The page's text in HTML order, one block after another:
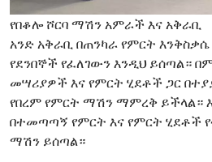
የበቆሎ ሾርባ ማሽን አምራች እና አቅራቢ
አንድ አቅራቢ በጠንካራ የምርት
የደንበኞች የፈለገውን እንዲህ ይሰጣል።
መሣሪያዎች እና የምርት ሂደቶች ጋር
የበረም የምርት ማሽን ማምረቅ ይችላል።
በተመጣጣኝ የምርት እና የምርት ሂደቶች
ማሽን ይሰጣል።